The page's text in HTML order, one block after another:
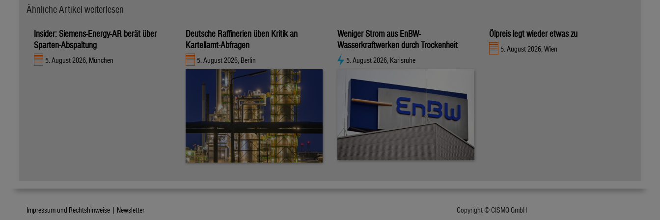
Ähnliche Artikel weiterlesen
Insider: Siemens-Energy-AR berät über
Sparten-Abspaltung
5. August 2026, München
Deutsche Raffinerien üben Kritik an
Kartellamt-Abfragen
5. August 2026, Berlin
Weniger Strom aus EnBW-
Wasserkraftwerken durch Trockenheit
5. August 2026, Karlsruhe
Ölpreis legt wieder etwas zu
5. August 2026, Wien
Impressum und Rechtshinweise | Newsletter Copyright © CISMO GmbH